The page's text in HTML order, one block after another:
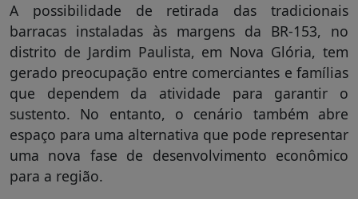
A possibilidade de retirada das tradicionais
barracas instaladas às margens da BR-153, no
distrito de Jardim Paulista, em Nova Glória, tem
gerado preocupação entre comerciantes e famílias
que dependem da atividade para garantir o
sustento. No entanto, o cenário também abre
espaço para uma alternativa que pode representar
uma nova fase de desenvolvimento econômico
para a região.